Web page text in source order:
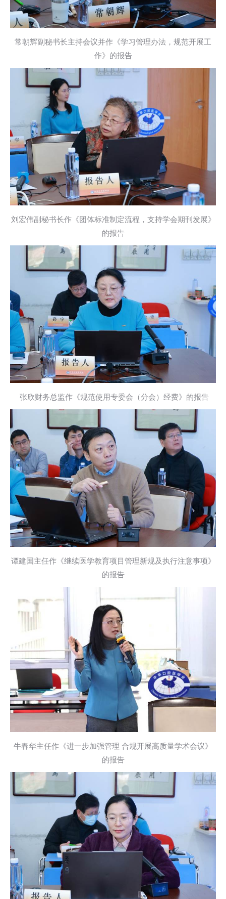
常朝辉副秘书长主持会议并作《学习管理办法，规范开展工
作》的报告
刘宏伟副秘书长作《团体标准制定流程，支持学会期刊发展》
的报告
张欣财务总监作《规范使用专委会（分会）经费》的报告
谭建国主任作《继续医学教育项目管理新规及执行注意事项》
的报告
牛春华主任作《进一步加强管理 合规开展高质量学术会议》
的报告